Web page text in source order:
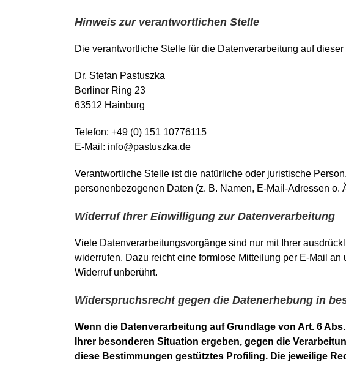
Hinweis zur verantwortlichen Stelle
Die verantwortliche Stelle für die Datenverarbeitung auf dieser
Dr. Stefan Pastuszka
Berliner Ring 23
63512 Hainburg
Telefon: +49 (0) 151 10776115
E-Mail: info@pastuszka.de
Verantwortliche Stelle ist die natürliche oder juristische
personenbezogenen Daten (z. B. Namen, E-Mail-Adressen o.
Widerruf Ihrer Einwilligung zur Datenverarbeitung
Viele Datenverarbeitungsvorgänge sind nur mit Ihrer
widerrufen. Dazu reicht eine formlose Mitteilung per E-Mail
Widerruf unberührt.
Widerspruchsrecht gegen die Datenerhebung in
Wenn die Datenverarbeitung auf Grundlage von Art. 6
Ihrer besonderen Situation ergeben, gegen die
diese Bestimmungen gestütztes Profiling. Die jeweilige